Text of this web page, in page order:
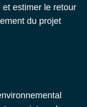
estimer le retour
du projet